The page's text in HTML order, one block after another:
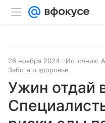
26 ноября 2024 Источник:
Забота о здоровье
Ужин отдай